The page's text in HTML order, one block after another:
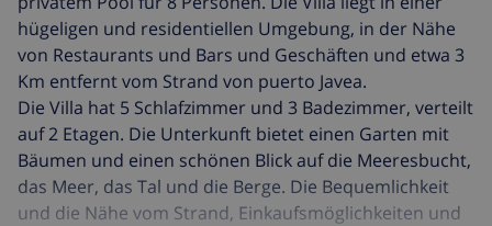
hügeligen und residentiellen Umgebung, in der Nähe
von Restaurants und Bars und Geschäften und etwa 3
Km entfernt vom Strand von puerto Javea.
Die Villa hat 5 Schlafzimmer und 3 Badezimmer, verteilt
auf 2 Etagen. Die Unterkunft bietet einen Garten mit
Bäumen und einen schönen Blick auf die Meeresbucht,
das Meer, das Tal und die Berge. Die Bequemlichkeit
und die Nähe vom Strand, Einkaufsmöglichkeiten und